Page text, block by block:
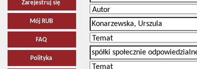
Zarejestruj się
Mój RUB
FAQ
Polityka